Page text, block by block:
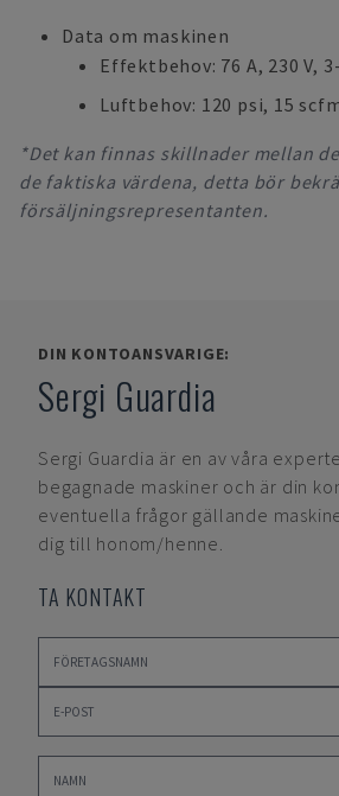
Data om maskinen
Effektbehov: 76 A, 230 V,
Luftbehov: 120 psi, 15
*Det kan finnas skillnader mellan
de faktiska värdena, detta bör
försäljningsrepresentanten.
DIN KONTOANSVARIGE:
Sergi Guardia
Sergi Guardia är en av våra
begagnade maskiner och är din
eventuella frågor gällande
dig till honom/henne.
TA KONTAKT